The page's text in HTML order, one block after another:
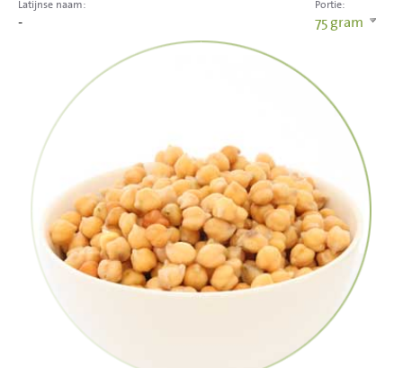
Portie:
75gram
Latijnse naam:
-